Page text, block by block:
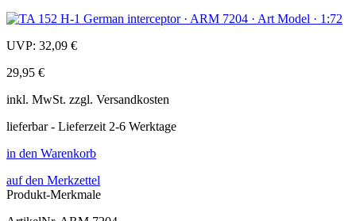
UVP: 32,09 €
29,95 €
inkl. MwSt. zzgl. Versandkosten
lieferbar - Lieferzeit 2-6 Werktage
in den Warenkorb
auf den Merkzettel
Produkt-Merkmale